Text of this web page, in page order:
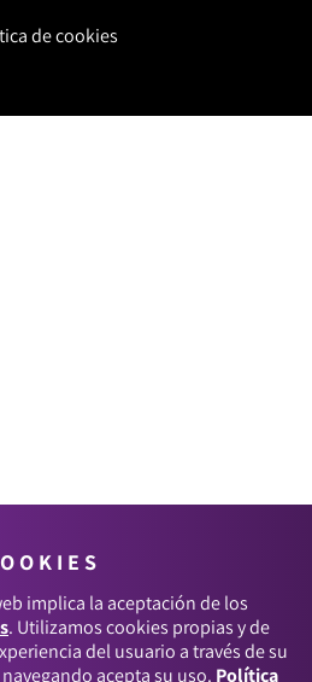
de cookies
implica la aceptación de los
. Utilizamos cookies propias y de
del usuario a través de su
acepta su uso. Política